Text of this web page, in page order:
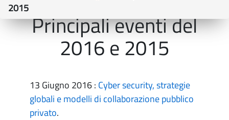
2015
Principali eventi del
2016 e 2015
13 Giugno 2016 : Cyber security, strategie
globali e modelli di collaborazione pubblico
privato.